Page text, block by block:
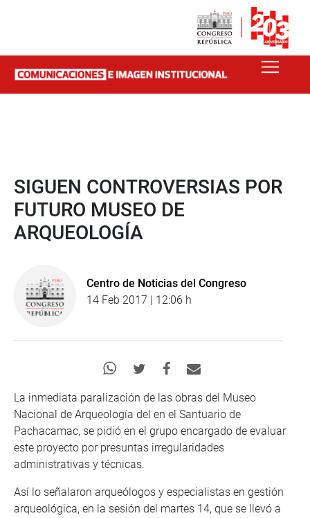
SIGUEN CONTROVERSIAS POR
FUTURO MUSEO DE
ARQUEOLOGÍA
Centro de Noticias del Congreso
14 Feb 2017 | 12:06 h
La inmediata paralización de las obras del Museo
Nacional de Arqueología del en el Santuario de
Pachacamac, se pidió en el grupo encargado de evaluar
este proyecto por presuntas irregularidades
administrativas y técnicas.
Así lo señalaron arqueólogos y especialistas en gestión
arqueológica, en la sesión del martes 14, que se llevó a